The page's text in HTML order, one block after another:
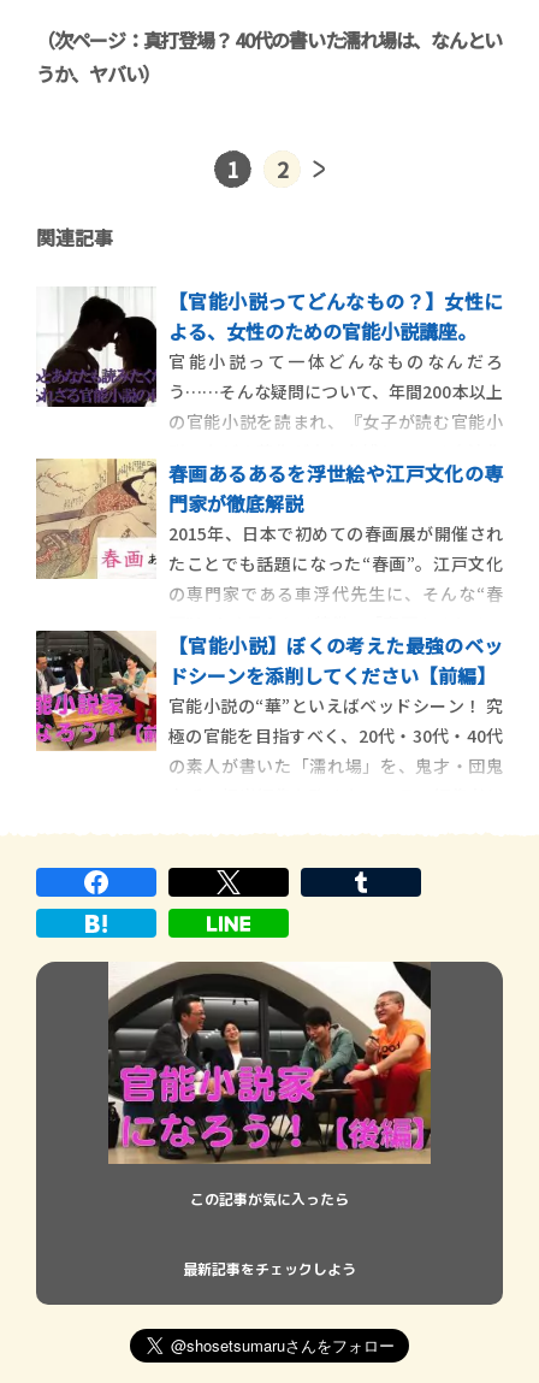
（次ページ：真打登場？ 40代の書いた濡れ場は、なんとい
うか、ヤバい）
1 2
関連記事
【官能小説ってどんなもの？】女性に
よる、女性のための官能小説講座。
官能小説って一体どんなものなんだろ
う……そんな疑問について、年間200本以上
の官能小説を読まれ、『女子が読む官能小
家、いしいのりえさんにお聞きしました。
P+D MAGAZINEの女性の読者の皆さま、“官
能小説”を読んだことはありますか？ 「官能
小説って男の人が […]
春画あるあるを浮世絵や江戸文化の専
門家が徹底解説
2015年、日本で初めての春画展が開催され
たことでも話題になった“春画”。江戸文化
の専門家である車浮代先生に、そんな“春
を教えてもらいました！ 3月のある日、P+D
MAGAZINE編集部で、次なる企画に向けて
の話し合いが行われていました。 編集部
T：うーん… […]
【官能小説】ぼくの考えた最強のベッ
ドシーンを添削してください【前編】
官能小説の“華”といえばベッドシーン！ 究
極の官能を目指すべく、20代・30代・40代
の素人が書いた「濡れ場」を、鬼才・団鬼
3. “エロ小説のプロ”が考える、「 […]
この記事が気に入ったら
最新記事をチェックしよう